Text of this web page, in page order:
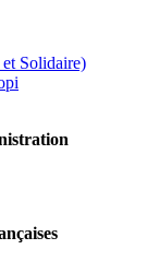
Solidaire)